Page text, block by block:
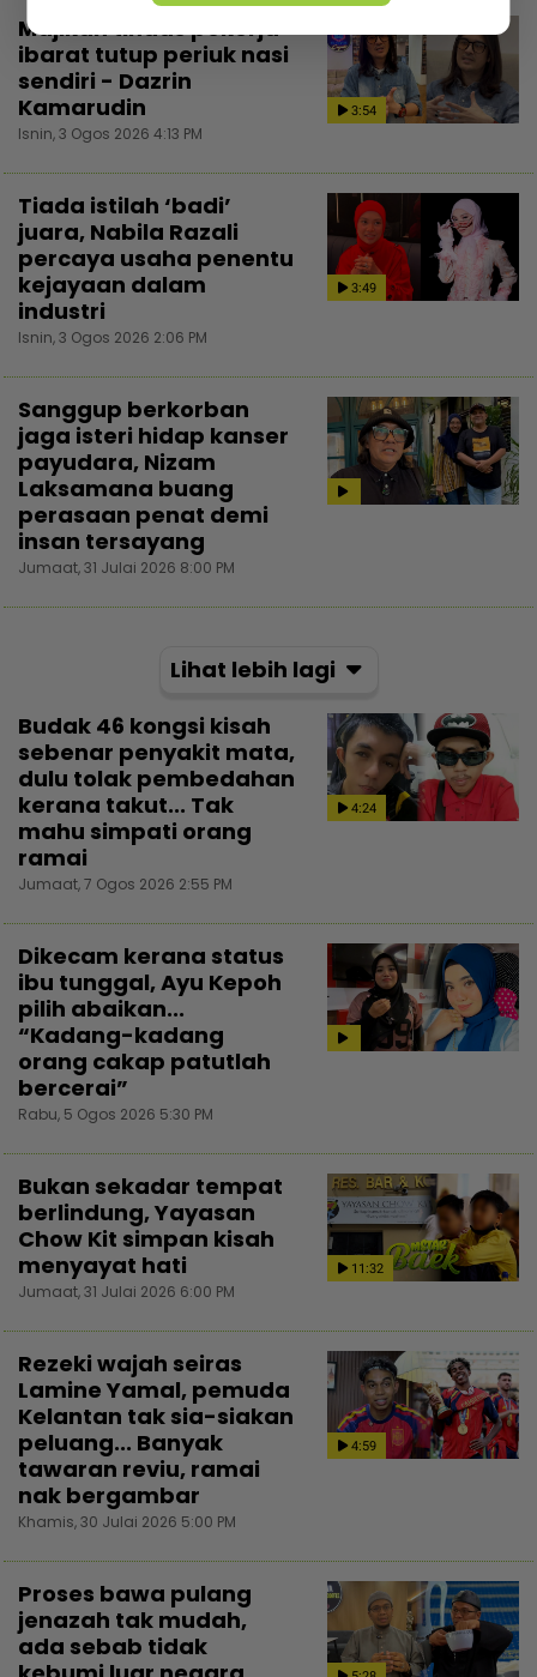
3:54
Majikan tindas pekerja
ibarat tutup periuk nasi
sendiri - Dazrin
Kamarudin
Isnin, 3 Ogos 2026 4:13 PM
3:49
Tiada istilah ‘badi’
juara, Nabila Razali
percaya usaha penentu
kejayaan dalam
industri
Isnin, 3 Ogos 2026 2:06 PM
Sanggup berkorban
jaga isteri hidap kanser
payudara, Nizam
Laksamana buang
perasaan penat demi
insan tersayang
Jumaat, 31 Julai 2026 8:00 PM
Lihat lebih lagi
4:24
Budak 46 kongsi kisah
sebenar penyakit mata,
dulu tolak pembedahan
kerana takut... Tak
mahu simpati orang
ramai
Jumaat, 7 Ogos 2026 2:55 PM
Dikecam kerana status
ibu tunggal, Ayu Kepoh
pilih abaikan...
“Kadang-kadang
orang cakap patutlah
bercerai”
Rabu, 5 Ogos 2026 5:30 PM
11:32
Bukan sekadar tempat
berlindung, Yayasan
Chow Kit simpan kisah
menyayat hati
Jumaat, 31 Julai 2026 6:00 PM
4:59
Rezeki wajah seiras
Lamine Yamal, pemuda
Kelantan tak sia-siakan
peluang... Banyak
tawaran reviu, ramai
nak bergambar
Khamis, 30 Julai 2026 5:00 PM
Proses bawa pulang
jenazah tak mudah,
ada sebab tidak